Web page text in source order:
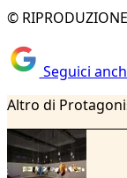
© RIPRODUZIONE
Seguici
Altro di